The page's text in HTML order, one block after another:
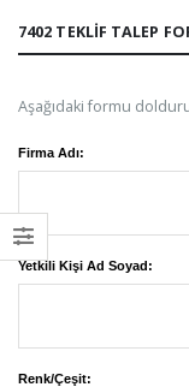
7402 TEKLIF TALEP
Aşağıdaki formu
Firma Adı:
Yetkili Kişi Ad Soyad:
Renk/Çeşit: